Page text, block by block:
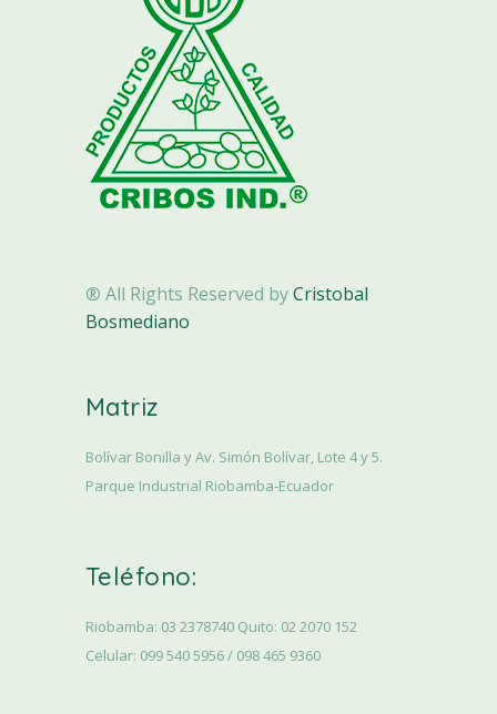
® All Rights Reserved byCristobal
Bosmediano
Matriz
Bolívar Bonilla y Av. Simón Bolívar, Lote 4 y 5.
Parque Industrial Riobamba-Ecuador
Teléfono:
Riobamba: 03 2378740 Quito: 02 2070 152
Celular: 099 540 5956 / 098 465 9360